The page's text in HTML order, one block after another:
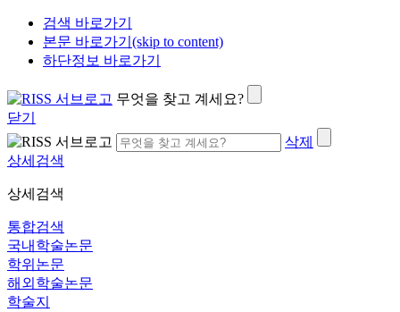
검색 바로가기
본문 바로가기(skip to content)
하단정보 바로가기
무엇을 찾고 계세요?
닫기
삭제
상세검색
상세검색
통합검색
국내학술논문
학위논문
해외학술논문
학술지